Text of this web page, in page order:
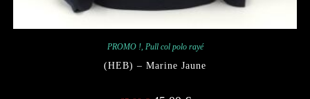
PROMO !, Pull col polo rayé
(HEB) – Marine Jaune
Le
Le